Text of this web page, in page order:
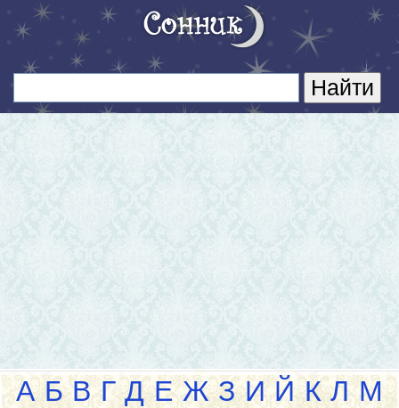
А Б В Г Д Е Ж З И Й К Л М